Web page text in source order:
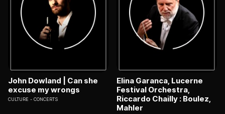
John Dowland | Can she
excuse my wrongs
CULTURE CONCERTS
Elina Garanca, Lucerne
Festival Orchestra,
Riccardo Chailly : Boulez,
Mahler